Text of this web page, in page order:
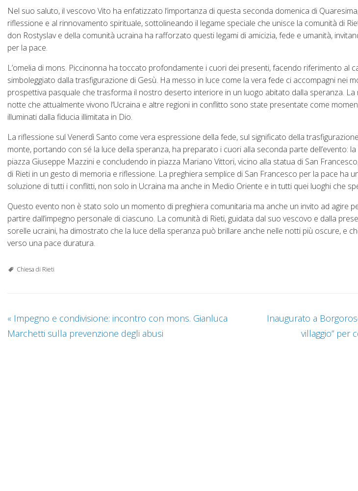
Nel suo saluto, il vescovo Vito ha enfatizzato l’importanza di questa seconda domenica di
riflessione e al rinnovamento spirituale, sottolineando il legame speciale che unisce la comunità di
don Rostyslav e della comunità ucraina ha rafforzato questi legami di amicizia, fede e umanità,
per la pace.
L’omelia di mons. Piccinonna ha toccato profondamente i cuori dei presenti, facendo riferimento al
simboleggiato dalla trasfigurazione di Gesù. Ha messo in luce come la vera fede ci accompagni nei
prospettiva pasquale che trasforma il nostro deserto interiore in un luogo abitato dalla speranza.
notte che attualmente vivono l’Ucraina e altre regioni in conflitto sono state presentate come
illuminati dalla fiducia illimitata in Dio.
La riflessione sul Venerdì Santo come vera espressione della fede, sul significato della
monte, portando con sé la luce della speranza, ha preparato i cuori alla seconda parte dell’evento:
piazza Giuseppe Mazzini e concludendo in piazza Mariano Vittori, vicino alla statua di San
di Rieti in un gesto di memoria e riflessione. La preghiera semplice di San Francesco per la pace ha
soluzione di tutti i conflitti, non solo in Ucraina ma anche in Medio Oriente e in tutti quei luoghi che
Questo evento non è stato solo un momento di preghiera comunitaria ma anche un invito ad agire
partire dall’impegno personale di ciascuno. La comunità di Rieti, guidata dal suo vescovo e dalla
sorelle ucraini, ha dimostrato che la luce della speranza può brillare anche nelle notti più oscure, e
verso una pace duratura.
Chiesa di Rieti
« Impegno e condivisione: incontro con mons. Gianluca
Marchetti sulla prevenzione degli abusi
Inaugurato a
villaggio” per